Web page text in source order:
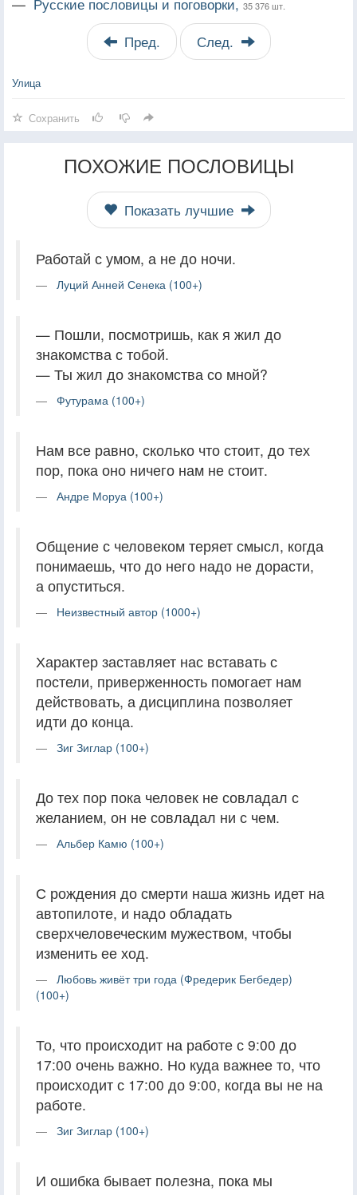
35 376 шт.
Пред. След.
Улица
Сохранить
ПОХОЖИЕ ПОСЛОВИЦЫ
Показать лучшие
Работай с умом, а не до ночи.
Луций Анней Сенека (100+)
— Пошли, посмотришь, как я жил до
знакомства с тобой.
— Ты жил до знакомства со мной?
Футурама (100+)
Нам все равно, сколько что стоит, до тех
пор, пока оно ничего нам не стоит.
Андре Моруа (100+)
Общение с человеком теряет смысл, когда
понимаешь, что до него надо не дорасти,
а опуститься.
Неизвестный автор (1000+)
Характер заставляет нас вставать с
постели, приверженность помогает нам
действовать, а дисциплина позволяет
идти до конца.
Зиг Зиглар (100+)
До тех пор пока человек не совладал с
желанием, он не совладал ни с чем.
Альбер Камю (100+)
С рождения до смерти наша жизнь идет на
автопилоте, и надо обладать
сверхчеловеческим мужеством, чтобы
изменить ее ход.
Любовь живёт три года (Фредерик Бегбедер)
(100+)
То, что происходит на работе с 9:00 до
17:00 очень важно. Но куда важнее то, что
происходит с 17:00 до 9:00, когда вы не на
работе.
Зиг Зиглар (100+)
И ошибка бывает полезна, пока мы